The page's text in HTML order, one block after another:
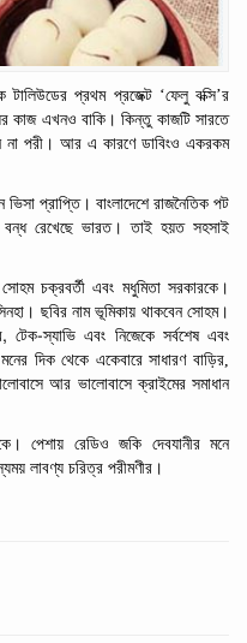
টালিউডের প্রথম প্রজেক্ট‘ফেলু বক্সি’র
কাজ এখনও বাকি। কিন্তু কাজটি সারতে
না পরী। আর এ কারণে ডাবিংও একরকম
ভিসা প্রাপ্তি। বাংলাদেশে রাজনৈতিক পট
বন্ধ রেখেছে ভারত। তাই হয়ত সহসাই
সোহম চক্রবর্তী এবং মধুমিতা সরকারকে।
ছবির নাম ভূমিকায় থাকবেন সোহম।
, টেক-স্যাভি এবং নিজেকে সর্বশেষ এবং
মনের দিক থেকে একেবারে সাধারণ বাড়ির,
আর ভালোবাসে ক্রাইমের সমাধান
পেশায় রেডিও জকি দেবযানীর মনে
লাবণ্য চরিত্র পরীমণীর।